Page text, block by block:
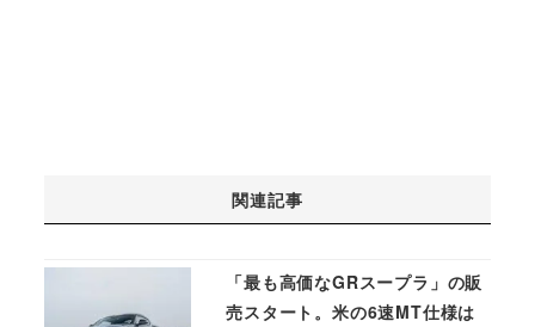
関連記事
「最も高価なGRスープラ」の販
売スタート。米の6速MT仕様は